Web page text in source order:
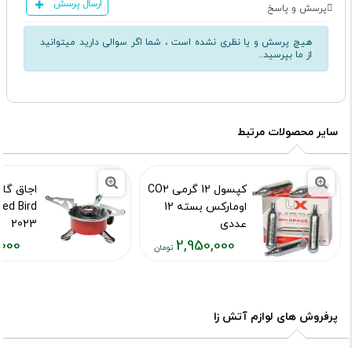
پرسش و پاسخ ارسال پرسش
هیچ پرسش و یا نظری نشده است ، شما اگر سوالی دارید میتوانید
از ما بپرسید..
سایر محصولات مرتبط
کپسول 12 گرمی CO2
اومارکس بسته 12
عددی
کد محصول :11226
2,950,000
تومان
اجاق
2023
کد محصول
پرفروش های لوازم آتش زا